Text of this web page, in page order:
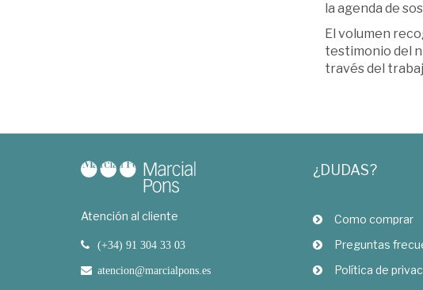
la agenda de
El volumen
testimonio del
través del
Atención al cliente
(+34) 91 304 33 03
atencion@marcialpons.es
¿DUDAS?
Como comprar
Preguntas
Política de